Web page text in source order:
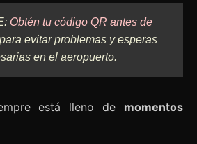
Obtén tu código QR antes de
evitar problemas y esperas
en el aeropuerto.
está lleno de momentos